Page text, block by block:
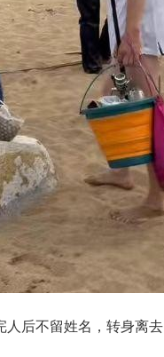
人后不留姓名，转身离去